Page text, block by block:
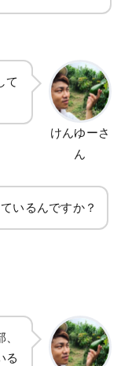
て
けんゆーさ
ん
いるんですか？
る